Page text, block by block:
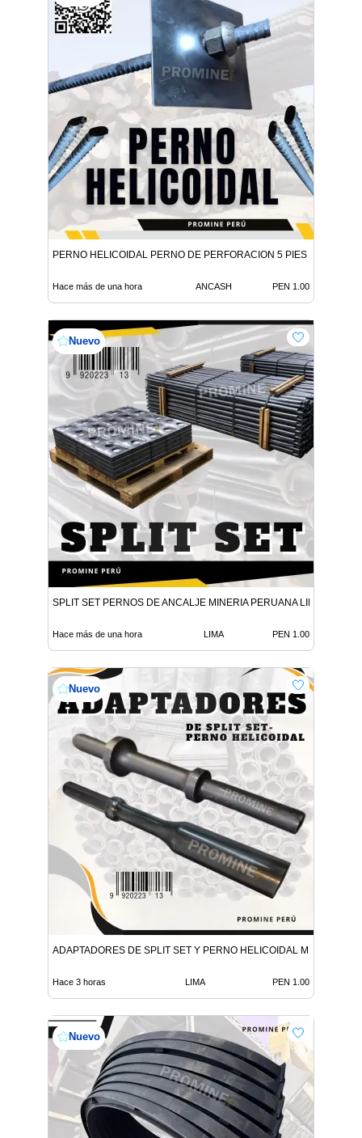
PERNO HELICOIDAL PERNO DE PERFORACION 5 PIES
Hace más de una hora ANCASH PEN 1.00
Nuevo
SPLIT SET PERNOS DE ANCALJE MINERIA PERUANA LIMA
Hace más de una hora LIMA PEN 1.00
Nuevo
ADAPTADORES DE SPLIT SET Y PERNO HELICOIDAL MINERIA
Hace 3 horas LIMA PEN 1.00
Nuevo